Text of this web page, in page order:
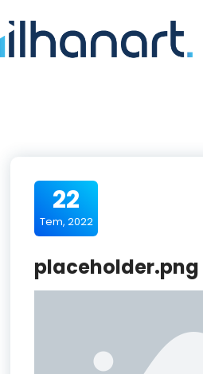
22
Tem, 2022
placeholder.png